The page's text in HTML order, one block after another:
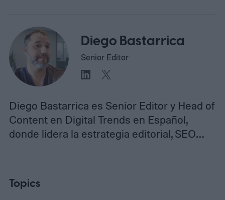
Diego Bastarrica
Senior Editor
Diego Bastarrica es Senior Editor y Head of
Content en Digital Trends en Español,
donde lidera la estrategia editorial, SEO…
Topics